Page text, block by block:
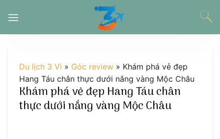
đến
Du lịch 3 Vì » Góc review » Khám phá vẻ đẹp
Hang Táu chân thực dưới nắng vàng Mộc Châu
Khám phá vẻ đẹp Hang Táu chân
thực dưới nắng vàng Mộc Châu